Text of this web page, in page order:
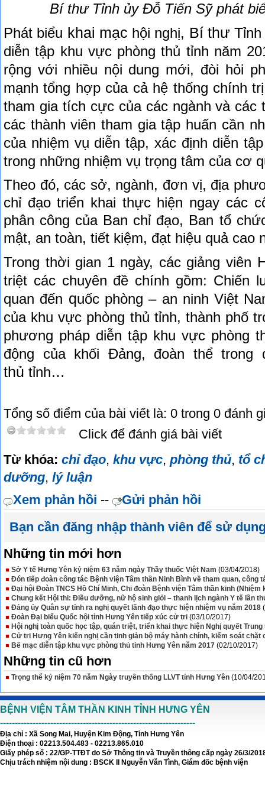
Bí thư Tỉnh ủy Đỗ Tiến Sỹ phát
Phát biểu khai mạc hội nghị, Bí thư T
diễn tập khu vực phòng thủ tỉnh năm
rộng với nhiều nội dung mới, đòi hỏi
mạnh tổng hợp của cả hệ thống chính
tham gia tích cực của các ngành và các
các thành viên tham gia tập huấn cần
của nhiệm vụ diễn tập, xác định diễn
trong những nhiệm vụ trọng tâm của cơ
Theo đó, các sở, ngành, đơn vị, địa
chỉ đạo triển khai thực hiện ngay các
phân công của Ban chỉ đạo, Ban tổ
mật, an toàn, tiết kiệm, đạt hiệu quả cao
Trong thời gian 1 ngày, các giảng viên
triệt các chuyên đề chính gồm: Chiến
quan đến quốc phòng – an ninh Việt
của khu vực phòng thủ tỉnh, thành phố
phương pháp diễn tập khu vực phòng
động của khối Đảng, đoàn thể
thủ tỉnh…
Tổng số điểm của bài viết là: 0 trong 0 đánh
Click để đánh giá bài viết
Từ khóa: chỉ đạo, khu vực, phòng thủ, tổ
dưỡng, lý luận
Xem phản hồi --
Gửi phản hồi
Bạn cần đăng nhập thành viên để sử
Những tin mới hơn
Sở Y tế Hưng Yên kỷ niệm 63 năm ngày Thầy thuốc Việt Nam (03/04/2018)
Đón tiếp đoàn công tác Bệnh viện Tâm thần Ninh Bình về tham quan, công
Đại hội Đoàn TNCS Hồ Chí Minh, Chi đoàn Bệnh viện Tâm thần kinh (Nhiệm
Chung kết Hội thi: Điều dưỡng, nữ hộ sinh giỏi – thanh lịch ngành Y tế lần
Đảng ủy Quân sự tỉnh ra nghị quyết lãnh đạo thực hiện nhiệm vụ năm 2018
Đoàn Đại biểu Quốc hội tỉnh Hưng Yên tiếp xúc cử tri (03/10/2017)
Hội nghị toàn quốc học tập, quán triệt, triển khai thực hiện Nghị quyết
Cử tri Hưng Yên kiến nghị cần tinh giản bộ máy hành chính, kiểm soát chặt
Bế mạc diễn tập khu vực phòng thủ tỉnh Hưng Yên năm 2017 (02/10/2017)
Những tin cũ hơn
Trọng thể kỷ niệm 70 năm Ngày truyền thống LLVT tỉnh Hưng Yên (10/04/
BỆNH VIỆN TÂM THẦN KINH TỈNH HƯNG YÊN
------------------------------------------------------------------
Địa chỉ : Xã Song Mai, Huyện Kim Động, Tỉnh Hưng Yên
Điện thoại : 02213.504.483 - 02213.865.010
Giấy phép số : 22/GP-TTĐT do Sở Thông tin và Truyền thông cấp ngày 26/3/
Chịu trách nhiệm nội dung : BSCK II Nguyễn Văn Tình, Giám đốc bệnh viện